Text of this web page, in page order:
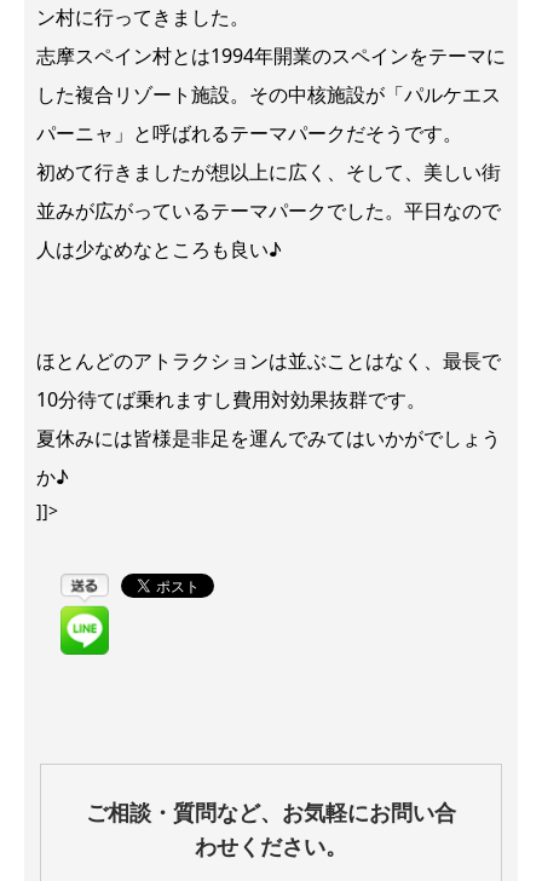
ン村に行ってきました。
志摩スペイン村とは1994年開業のスペインをテーマに
した複合リゾート施設。その中核施設が「パルケエス
パーニャ」と呼ばれるテーマパークだそうです。
初めて行きましたが想以上に広く、そして、美しい街
並みが広がっているテーマパークでした。平日なので
人は少なめなところも良い♪
ほとんどのアトラクションは並ぶことはなく、最長で
10分待てば乗れますし費用対効果抜群です。
夏休みには皆様是非足を運んでみてはいかがでしょう
か♪
]]>
ご相談・質問など、お気軽にお問い合
わせください。